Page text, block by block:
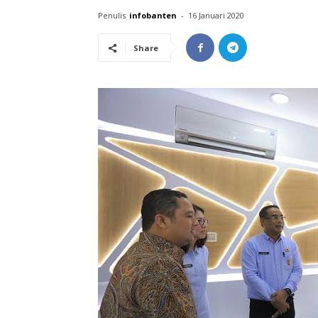
Penulis infobanten - 16 Januari 2020
Share